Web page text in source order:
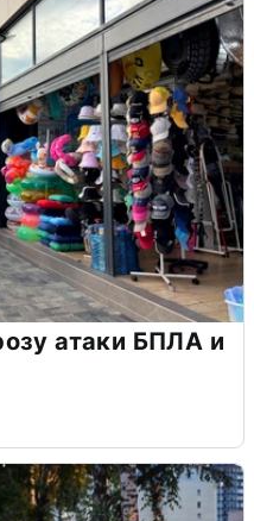
атаки БПЛА и